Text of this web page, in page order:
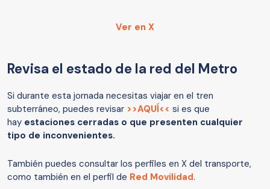
Ver en X
Revisa el estado de la red del Metro
Si durante esta jornada necesitas viajar en el tren
subterráneo, puedes revisar >>AQUÍ<< si es que
hay estaciones cerradas o que presenten cualquier
tipo de inconvenientes.
También puedes consultar los perfiles en X del transporte,
como también en el perfil de Red Movilidad.